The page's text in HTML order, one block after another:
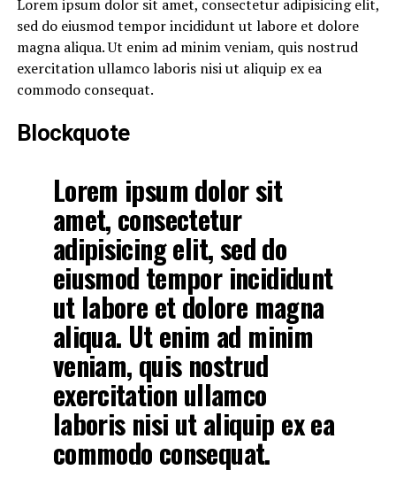
Lorem ipsum dolor sit amet, consectetur adipisicing elit,
sed do eiusmod tempor incididunt ut labore et dolore
magna aliqua. Ut enim ad minim veniam, quis nostrud
exercitation ullamco laboris nisi ut aliquip ex ea
commodo consequat.
Blockquote
Lorem ipsum dolor sit
amet, consectetur
adipisicing elit, sed do
eiusmod tempor incididunt
ut labore et dolore magna
aliqua. Ut enim ad minim
veniam, quis nostrud
exercitation ullamco
laboris nisi ut aliquip ex ea
commodo consequat.